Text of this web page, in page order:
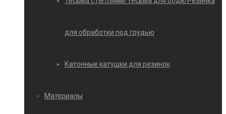
для обработки под грудью
Катонные катушки для резинок
Материалы